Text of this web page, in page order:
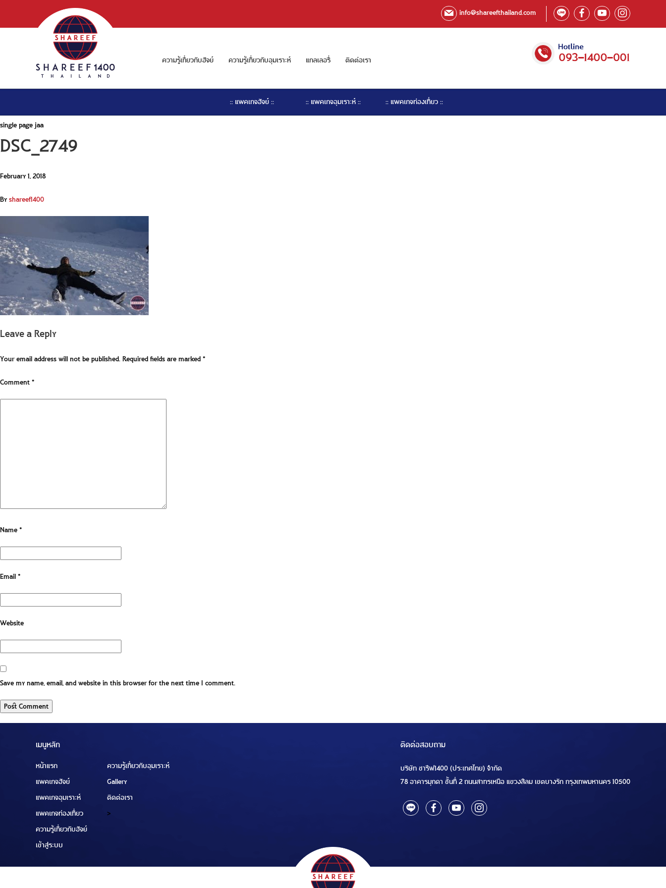
info@shareefthailand.com
ความรู้เกี่ยวกับฮัจย์ ความรู้เกี่ยวกับอุมเราะห์ แกลเลอรี่ ติดต่อเรา
:: แพคเกจฮัจย์ :: :: แพคเกจอุมเราะห์ :: :: แพคเกจท่องเที่ยว ::
single page jaa
DSC_2749
February 1, 2018
Byshareef1400
Leave a Reply
Your email address will not be published.Required fields are marked*
Comment*
Name*
Email*
Website
Save my name, email, and website in this browser for the next time I comment.
เมนูหลัก
หน้าแรก
แพคเกจฮัจย์
แพคเกจอุมเราะห์
แพคเกจท่องเที่ยว
ความรู้เกี่ยวกับฮัจย์
เข้าสู่ระบบ
ความรู้เกี่ยวกับอุมเราะห์
Gallery
ติดต่อเรา
>
ติดต่อสอบถาม
บริษัท ชารีฟ1400 (ประเทศไทย) จำกัด
78 อาคารมุกดา ชั้นที่ 2 ถนนสาทรเหนือ แขวงสีลม เขตบางรัก กรุงเทพมหานคร 10500